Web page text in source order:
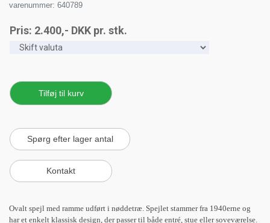
varenummer: 640789
Pris: 2.400,- DKK pr. stk.
Ovalt spejl med ramme udført i nøddetræ. Spejlet stammer fra 1940erne og
har et enkelt klassisk design, der passer til både entré, stue eller soveværelse.